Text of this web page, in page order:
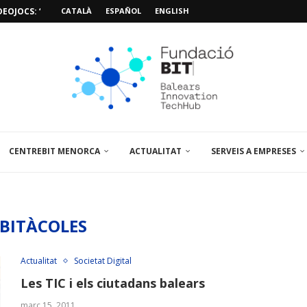
“MISSIÓ POSIDÒNIA PRO”
CATALÀ ESPAÑOL ENGLISH
CENTREBIT MENORCA ACTUALITAT SERVEIS A EMPRESES
Actualitat Societat Digital
Les TIC i els ciutadans balears